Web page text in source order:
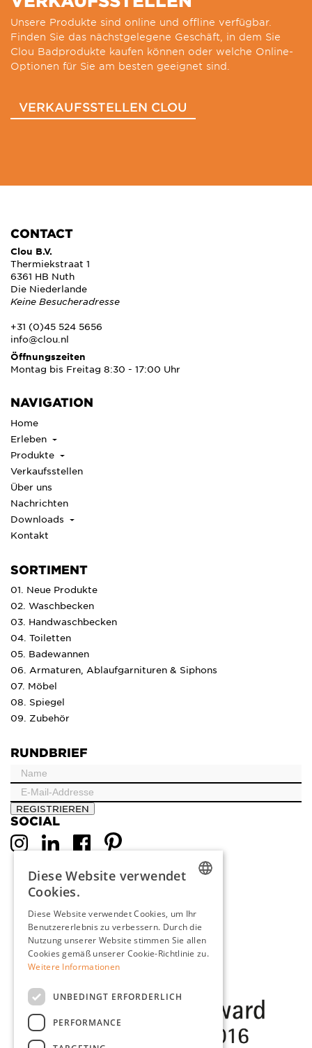
Unsere Produkte sind online und offline verfügbar.
Finden Sie das nächstgelegene Geschäft, in dem Sie
Clou Badprodukte kaufen können oder welche Online-
Optionen für Sie am besten geeignet sind.
VERKAUFSSTELLEN CLOU
CONTACT
Clou B.V.
Thermiekstraat 1
6361 HB Nuth
Die Niederlande
Keine Besucheradresse
+31 (0)45 524 5656
info@clou.nl
Öffnungszeiten
Montag bis Freitag 8:30 - 17:00 Uhr
NAVIGATION
Home
Erleben
Produkte
Verkaufsstellen
Über uns
Nachrichten
Downloads
Kontakt
SORTIMENT
01. Neue Produkte
02. Waschbecken
03. Handwaschbecken
04. Toiletten
05. Badewannen
06. Armaturen, Ablaufgarnituren & Siphons
07. Möbel
08. Spiegel
09. Zubehör
RUNDBRIEF
REGISTRIEREN
SOCIAL
ENGLISH
FRENCH
Diese Website verwendet
Cookies.
Diese Website verwendet Cookies, um Ihr
Benutzererlebnis zu verbessern. Durch die
Nutzung unserer Website stimmen Sie allen
Cookies gemäß unserer Cookie-Richtlinie zu.
Weitere Informationen
UNBEDINGT ERFORDERLICH
PERFORMANCE